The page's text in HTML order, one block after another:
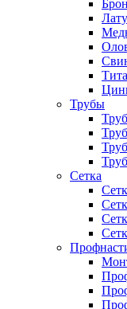
Трубы
Сетка